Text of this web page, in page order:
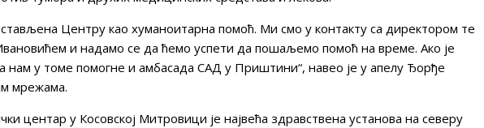
Центру као хуманоитарна помоћ. Ми смо у контакту са директором те
и надамо се да ћемо успети да пошаљемо помоћ на време. Ако је
нам у томе помогне и амбасада САД у Приштини“, навео је у апелу Ђорђе
мрежама.
центар у Косовској Митровици је највећа здравствена установа на северу